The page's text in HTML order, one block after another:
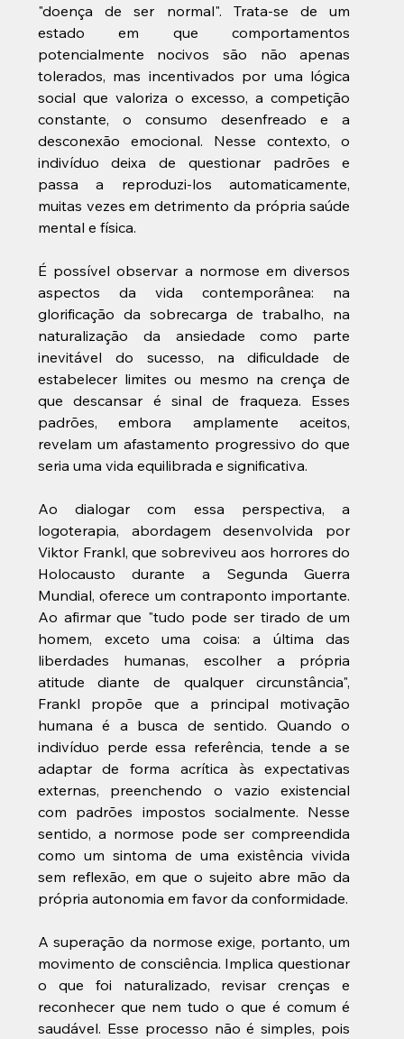
"doença de ser normal". Trata-se de um
estado em que comportamentos
potencialmente nocivos são não apenas
tolerados, mas incentivados por uma lógica
social que valoriza o excesso, a competição
constante, o consumo desenfreado e a
desconexão emocional. Nesse contexto, o
indivíduo deixa de questionar padrões e
passa a reproduzi-los automaticamente,
muitas vezes em detrimento da própria saúde
mental e física.
É possível observar a normose em diversos
aspectos da vida contemporânea: na
glorificação da sobrecarga de trabalho, na
naturalização da ansiedade como parte
inevitável do sucesso, na dificuldade de
estabelecer limites ou mesmo na crença de
que descansar é sinal de fraqueza. Esses
padrões, embora amplamente aceitos,
revelam um afastamento progressivo do que
seria uma vida equilibrada e significativa.
Ao dialogar com essa perspectiva, a
logoterapia, abordagem desenvolvida por
Viktor Frankl, que sobreviveu aos horrores do
Holocausto durante a Segunda Guerra
Mundial, oferece um contraponto importante.
Ao afirmar que "tudo pode ser tirado de um
homem, exceto uma coisa: a última das
liberdades humanas, escolher a própria
atitude diante de qualquer circunstância",
Frankl propõe que a principal motivação
humana é a busca de sentido. Quando o
indivíduo perde essa referência, tende a se
adaptar de forma acrítica às expectativas
externas, preenchendo o vazio existencial
com padrões impostos socialmente. Nesse
sentido, a normose pode ser compreendida
como um sintoma de uma existência vivida
sem reflexão, em que o sujeito abre mão da
própria autonomia em favor da conformidade.
A superação da normose exige, portanto, um
movimento de consciência. Implica questionar
o que foi naturalizado, revisar crenças e
reconhecer que nem tudo o que é comum é
saudável. Esse processo não é simples, pois